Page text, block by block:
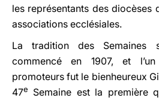
les représentants des diocèses
associations ecclésiales.
La tradition des Semaines
commencé en 1907, et
promoteurs fut le bienheureux
47e
Semaine est la première